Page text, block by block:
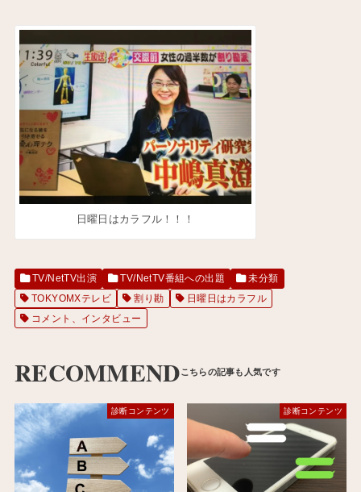
日曜日はカラフル！！！
TV/NetTV出演 TV/NetTV番組への出題
未分類
TOKYOMXテレビ
割り勘
日曜日はカラフル
コメント、インタビュー
RECOMMEND
診断コンテンツ 診断コンテンツ